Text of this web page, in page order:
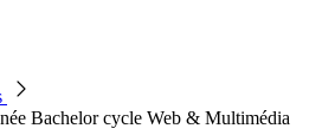
Bachelor cycle Web & Multimédia